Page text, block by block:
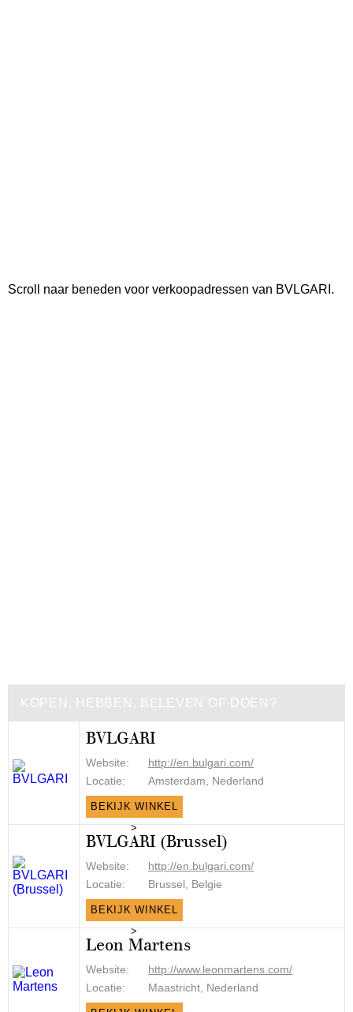
Scroll naar beneden voor verkoopadressen van BVLGARI.
KOPEN, HEBBEN, BELEVEN OF DOEN?
BVLGARI
Website:
http://en.bulgari.com/
Locatie:
Amsterdam, Nederland
BEKIJK WINKEL
>
BVLGARI (Brussel)
Website:
http://en.bulgari.com/
Locatie:
Brussel, Belgie
BEKIJK WINKEL
>
Leon Martens
Website:
http://www.leonmartens.com/
Locatie:
Maastricht, Nederland